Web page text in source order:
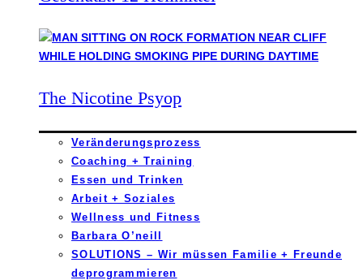
The Nicotine Psyop
Veränderungsprozess
Coaching + Training
Essen und Trinken
Arbeit + Soziales
Wellness und Fitness
Barbara O’neill
SOLUTIONS – Wir müssen Familie + Freunde
deprogrammieren